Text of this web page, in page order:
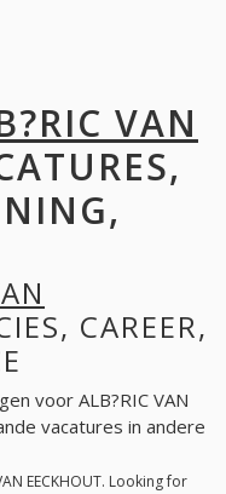
VAN
CAREER,
voor ALB?RIC VAN
vacatures in andere
EECKHOUT. Looking for